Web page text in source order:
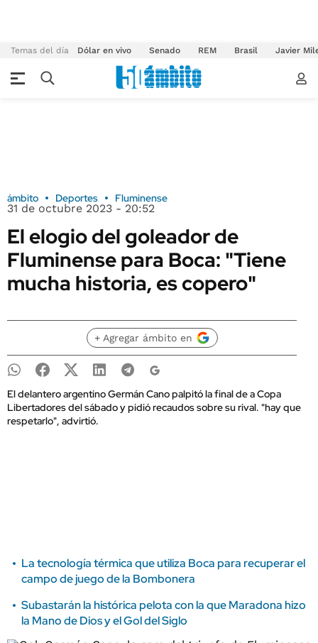
Temas del día Dólar en vivo Senado REM Brasil Javier
ámbito Deportes Fluminense
31 de octubre 2023 - 20:52
El elogio del goleador de
Fluminense para Boca: "Tiene
mucha historia, es copero"
+ Agregar ámbito en
El delantero argentino Germán Cano palpitó la final de a Copa
Libertadores del sábado y pidió recaudos sobre su rival. "hay que
respetarlo", advirtió.
La tecnología térmica que utiliza Boca para recuperar el
campo de juego de la Bombonera
Subastarán la histórica pelota con la que Maradona hizo
la Mano de Dios y el Gol del Siglo